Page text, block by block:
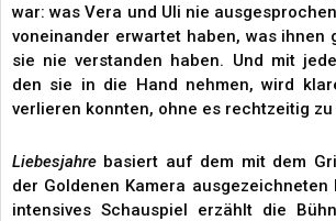
war: was Vera und Uli nie
voneinander erwartet haben, was ihnen
sie nie verstanden haben. Und mit
den sie in die Hand nehmen, wird
verlieren konnten, ohne es rechtzeitig zu
Liebesjahre basiert auf dem mit dem
der Goldenen Kamera ausgezeichneten
intensives Schauspiel erzählt die